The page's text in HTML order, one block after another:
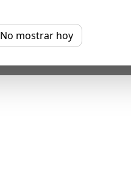
No mostrar hoy